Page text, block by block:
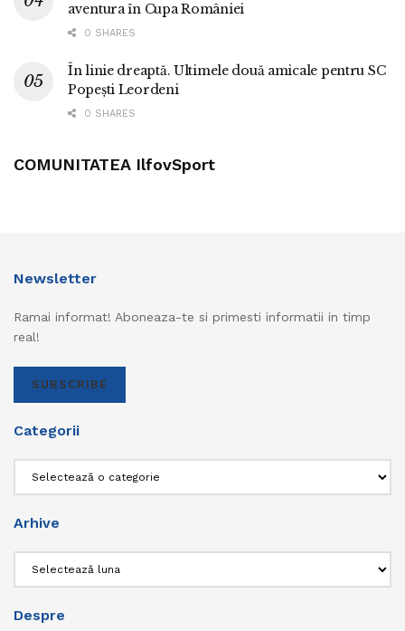
aventura în Cupa României
0 SHARES
În linie dreaptă. Ultimele două amicale pentru SC
Popești Leordeni
0 SHARES
COMUNITATEA IlfovSport
Newsletter
Ramai informat! Aboneaza-te si primesti informatii in timp
real!
SUBSCRIBE
Categorii
Arhive
Despre